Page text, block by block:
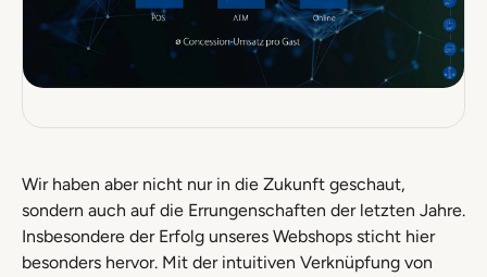
Wir haben aber nicht nur in die Zukunft geschaut,
sondern auch auf die Errungenschaften der letzten Jahre.
Insbesondere der Erfolg unseres Webshops sticht hier
besonders hervor. Mit der intuitiven Verknüpfung von